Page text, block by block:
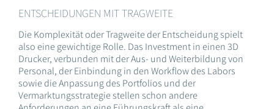
ENTSCHEIDUNGEN MIT TRAGWEITE
Die Komplexität oder Tragweite der Entscheidung spielt
also eine gewichtige Rolle. Das Investment in einen 3D
Drucker, verbunden mit der Aus- und Weiterbildung von
Personal, der Einbindung in den Workflow des Labors
sowie die Anpassung des Portfolios und der
Vermarktungsstrategie stellen schon andere